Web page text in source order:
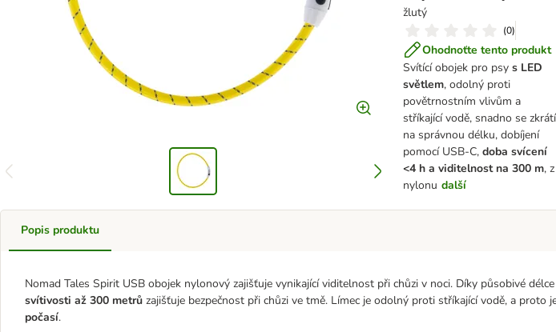
žlutý
(0)
Ohodnoťte tento produkt
Svítící obojek pro psy s LED
světlem, odolný proti
povětrnostním vlivům a
stříkající vodě, snadno se zkrátí
na správnou délku, dobíjení
pomocí USB-C, doba svícení
<4 h a viditelnost na 300 m, z
nylonu další
Popis produktu
Nomad Tales Spirit USB obojek nylonový zajišťuje vynikající viditelnost při chůzi v noci. Díky působivé
svítivosti až 300 metrů zajišťuje bezpečnost při chůzi ve tmě. Límec je odolný proti stříkající vodě, a proto
počasí.